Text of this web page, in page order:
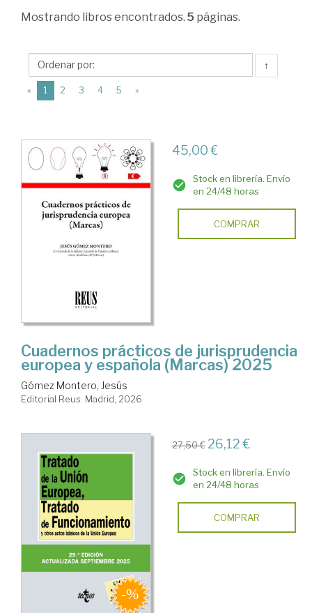
Derecho
>
Obras
generales
Legislación
y
jurisprudencia
Mostrando libros encontrados. 5 páginas.
↑
« 1 (current)
2 3 4 5 »
45,00 €
Stock en librería. Envío
en 24/48 horas
COMPRAR
Cuadernos prácticos de jurisprudencia
europea y española (Marcas) 2025
Gómez Montero, Jesús
Editorial Reus. Madrid, 2026
27,50 € 26,12 €
Stock en librería. Envío
en 24/48 horas
COMPRAR